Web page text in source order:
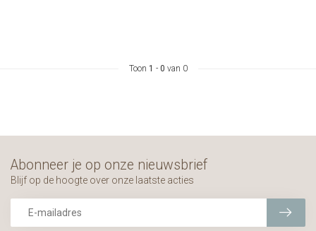
Toon 1 - 0 van 0
Abonneer je op onze nieuwsbrief
Blijf op de hoogte over onze laatste acties